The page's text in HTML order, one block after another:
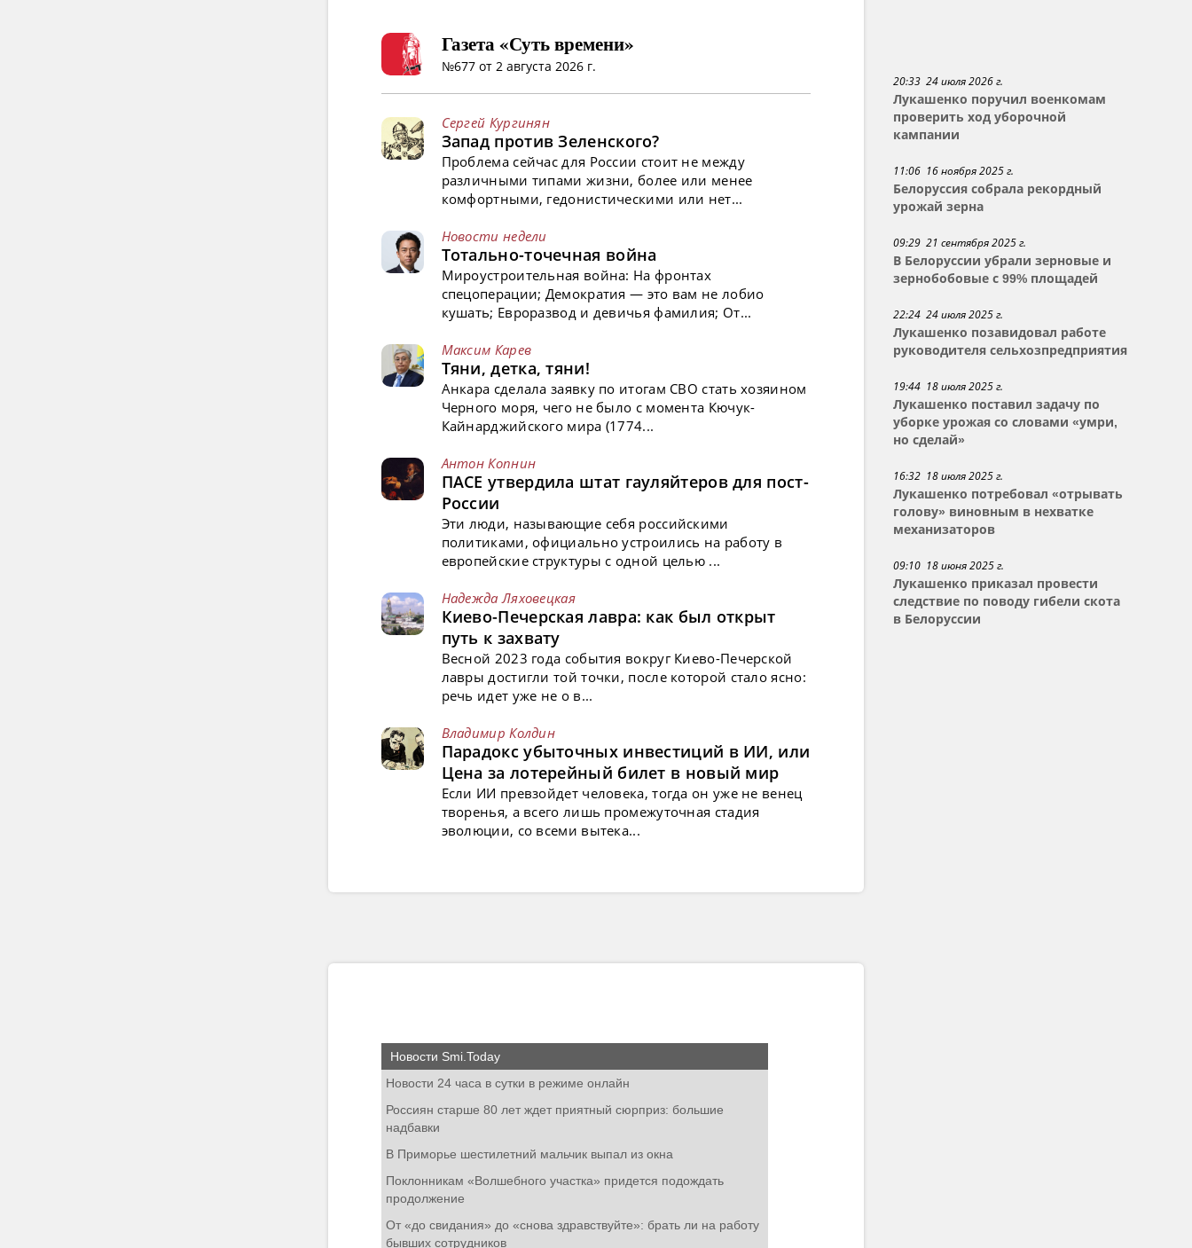
20:33 24 июля 2026 г.
Лукашенко поручил военкомам
проверить ход уборочной
кампании
11:06 16 ноября 2025 г.
Белоруссия собрала рекордный
урожай зерна
09:29 21 сентября 2025 г.
В Белоруссии убрали зерновые и
зернобобовые с 99% площадей
22:24 24 июля 2025 г.
Лукашенко позавидовал работе
руководителя сельхозпредприятия
19:44 18 июля 2025 г.
Лукашенко поставил задачу по
уборке урожая со словами «умри,
но сделай»
16:32 18 июля 2025 г.
Лукашенко потребовал «отрывать
голову» виновным в нехватке
механизаторов
09:10 18 июня 2025 г.
Лукашенко приказал провести
следствие по поводу гибели скота
в Белоруссии
Газета «Суть времени»
№677 от 2 августа 2026 г.
Сергей Кургинян
Запад против Зеленского?
Проблема сейчас для России стоит не между
различными типами жизни, более или менее
комфортными, гедонистическими или нет...
Новости недели
Тотально-точечная война
Мироустроительная война: На фронтах
спецоперации; Демократия — это вам не лобио
кушать; Евроразвод и девичья фамилия; От...
Максим Карев
Тяни, детка, тяни!
Анкара сделала заявку по итогам СВО стать хозяином
Черного моря, чего не было с момента Кючук-
Кайнарджийского мира (1774...
Антон Копнин
ПАСЕ утвердила штат гауляйтеров для пост-
России
Эти люди, называющие себя российскими
политиками, официально устроились на работу в
европейские структуры с одной целью ...
Надежда Ляховецкая
Киево-Печерская лавра: как был открыт
путь к захвату
Весной 2023 года события вокруг Киево-Печерской
лавры достигли той точки, после которой стало ясно:
речь идет уже не о в...
Владимир Колдин
Парадокс убыточных инвестиций в ИИ, или
Цена за лотерейный билет в новый мир
Если ИИ превзойдет человека, тогда он уже не венец
творенья, а всего лишь промежуточная стадия
эволюции, со всеми вытека...